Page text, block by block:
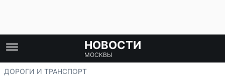
НОВОСТИ
МОСКВЫ
ДОРОГИ И ТРАНСПОРТ